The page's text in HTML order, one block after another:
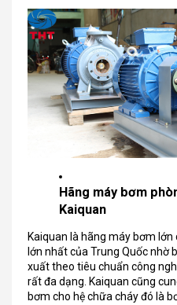
Hãng máy bơm
Kaiquan
Kaiquan là hãng máy bơm lớn
lớn nhất của Trung Quốc nhờ
xuất theo tiêu chuẩn công
rất đa dạng. Kaiquan cũng
bơm cho hệ chữa cháy đó là